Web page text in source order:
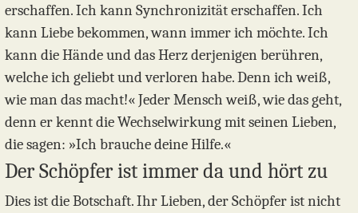
erschaffen. Ich kann Synchronizität erschaffen. Ich
kann Liebe bekommen, wann immer ich möchte. Ich
kann die Hände und das Herz derjenigen berühren,
welche ich geliebt und verloren habe. Denn ich weiß,
wie man das macht!« Jeder Mensch weiß, wie das geht,
denn er kennt die Wechselwirkung mit seinen Lieben,
die sagen: »Ich brauche deine Hilfe.«
Der Schöpfer ist immer da und hört zu
Dies ist die Botschaft. Ihr Lieben, der Schöpfer ist nicht